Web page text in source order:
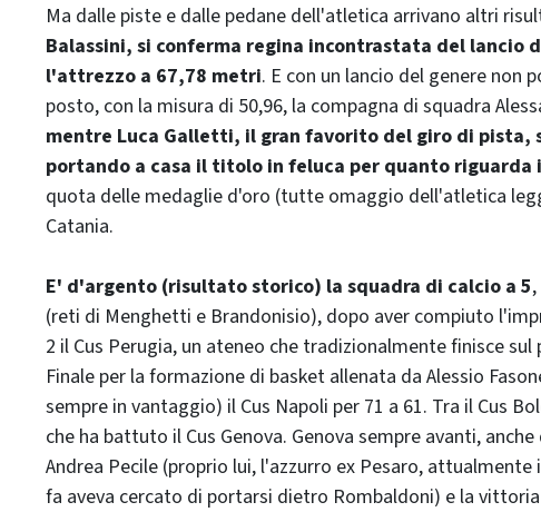
Ma dalle piste e dalle pedane dell'atletica arrivano altri
Balassini, si conferma regina incontrastata del lancio
l'attrezzo a 67,78 metri. E con un lancio del genere non
posto, con la misura di 50,96, la compagna di squadra
mentre Luca Galletti, il gran favorito del giro di pista,
portando a casa il titolo in feluca per quanto riguarda
quota delle medaglie d'oro (tutte omaggio dell'atletica
Catania.
E' d'argento (risultato storico) la squadra di calcio a 5
(reti di Menghetti e Brandonisio), dopo aver compiuto
2 il Cus Perugia, un ateneo che tradizionalmente finisce
Finale per la formazione di basket allenata da Alessio
sempre in vantaggio) il Cus Napoli per 71 a 61. Tra il Cus
che ha battuto il Cus Genova. Genova sempre avanti,
Andrea Pecile (proprio lui, l'azzurro ex Pesaro, attualmente
fa aveva cercato di portarsi dietro Rombaldoni) e la